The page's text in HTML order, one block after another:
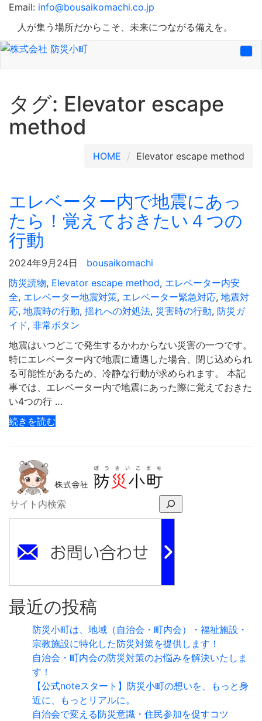
Email: info@bousaikomachi.co.jp
人が集う場所だからこそ、未来につながる備えを。
タグ: Elevator escape
method
HOME Elevator escape method
エレベーター内で地震にあっ
たら！覚えておきたい４つの
行動
2024年9月24日
bousaikomachi
防災読物, Elevator escape method, エレベーター内安
全, エレベーター地震対策, エレベーター緊急対応, 地震対
応, 地震時の行動, 揺れへの対処法, 災害時の行動, 防災ガ
イド, 非常ボタン
地震はいつどこで発生するかわからない災害の一つです。
特にエレベーター内で地震に遭遇した場合、閉じ込められ
る可能性があるため、冷静な行動が求められます。 本記
事では、エレベーター内で地震にあった際に覚えておきた
い4つの行 …
続きを読む
最近の投稿
防災小町は、地域（自治会・町内会）・福祉施設・
宗教施設に特化した防災対策を提供します！
自治会・町内会の防災対策のお悩みを解決いたしま
す！
【公式noteスタート】防災小町の想いを、もっと身
近に、もっとリアルに。
自治会で変える防災意識・住民参加を促すコツ